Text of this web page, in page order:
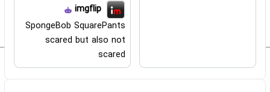
imgflip
SpongeBob SquarePants
scared but also not
scared